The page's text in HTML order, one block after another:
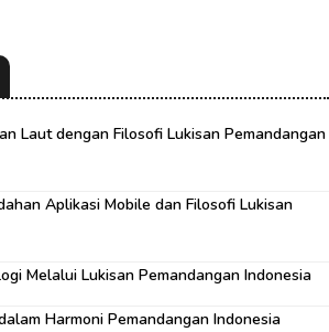
Laut dengan Filosofi Lukisan Pemandangan
Aplikasi Mobile dan Filosofi Lukisan
Melalui Lukisan Pemandangan Indonesia
Harmoni Pemandangan Indonesia